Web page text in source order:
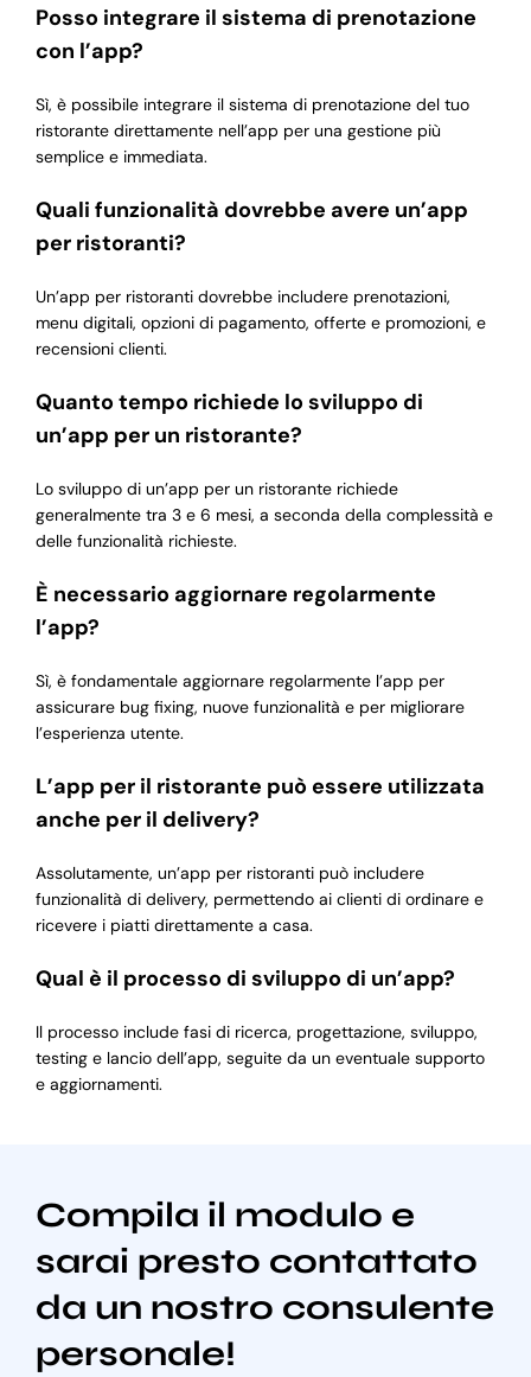
Posso integrare il sistema di prenotazione
con l’app?
Sì, è possibile integrare il sistema di prenotazione del tuo
ristorante direttamente nell’app per una gestione più
semplice e immediata.
Quali funzionalità dovrebbe avere un’app
per ristoranti?
Un’app per ristoranti dovrebbe includere prenotazioni,
menu digitali, opzioni di pagamento, offerte e promozioni, e
recensioni clienti.
Quanto tempo richiede lo sviluppo di
un’app per un ristorante?
Lo sviluppo di un’app per un ristorante richiede
generalmente tra 3 e 6 mesi, a seconda della complessità e
delle funzionalità richieste.
È necessario aggiornare regolarmente
l’app?
Sì, è fondamentale aggiornare regolarmente l’app per
assicurare bug fixing, nuove funzionalità e per migliorare
l’esperienza utente.
L’app per il ristorante può essere utilizzata
anche per il delivery?
Assolutamente, un’app per ristoranti può includere
funzionalità di delivery, permettendo ai clienti di ordinare e
ricevere i piatti direttamente a casa.
Qual è il processo di sviluppo di un’app?
Il processo include fasi di ricerca, progettazione, sviluppo,
testing e lancio dell’app, seguite da un eventuale supporto
e aggiornamenti.
Compila il modulo e
sarai presto contattato
da un nostro consulente
personale!